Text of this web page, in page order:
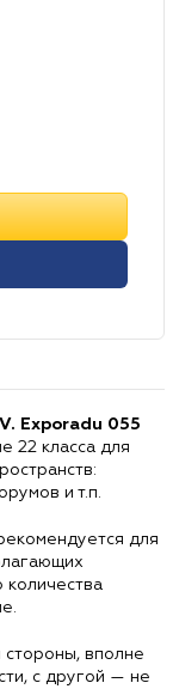
Exporadu 055
22 класса для
и т.п.
для
стороны, вполне
с другой — не